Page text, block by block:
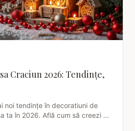
Craciun 2026: Tendințe,
noi tendințe în decoratiuni de
ta în 2026. Află cum să creezi o